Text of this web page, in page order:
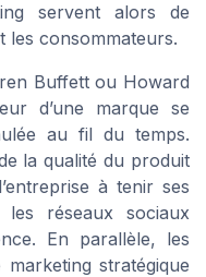
servent alors de
les consommateurs.
Buffett ou Howard
d’une marque se
au fil du temps.
la qualité du produit
à tenir ses
les réseaux sociaux
En parallèle, les
stratégique